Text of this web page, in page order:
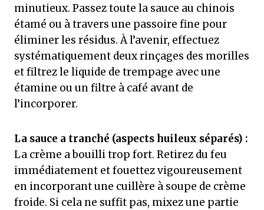
minutieux. Passez toute la sauce au chinois
étamé ou à travers une passoire fine pour
éliminer les résidus. À l’avenir, effectuez
systématiquement deux rinçages des morilles
et filtrez le liquide de trempage avec une
étamine ou un filtre à café avant de
l’incorporer.
La sauce a tranché (aspects huileux séparés) :
La crème a bouilli trop fort. Retirez du feu
immédiatement et fouettez vigoureusement
en incorporant une cuillère à soupe de crème
froide. Si cela ne suffit pas, mixez une partie